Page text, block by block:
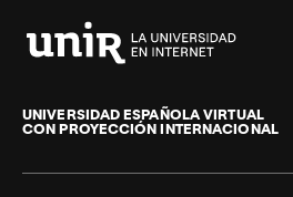
de
La
UNIVERSIDAD ESPAÑOLA VIRTUAL
CON PROYECCIÓN INTERNACIONAL